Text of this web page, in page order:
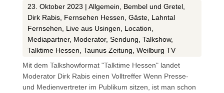
23. Oktober 2023 | Allgemein Bembel und Gretel,
Dirk Rabis, Fernsehen Hessen Gäste, Lahntal
Fernsehen
Live aus Usingen Location
Mediapartner, Moderator, Sendung Talkshow,
Talktime Hessen Taunus Zeitung Weilburg TV
Mit dem Talkshowformat "Talktime Hessen" landet
Moderator Dirk Rabis einen Volltreffer Wenn Presse-
und Medienvertreter im Publikum sitzen, ist man schon